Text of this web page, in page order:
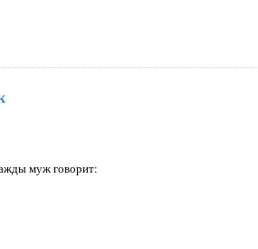
муж говорит: